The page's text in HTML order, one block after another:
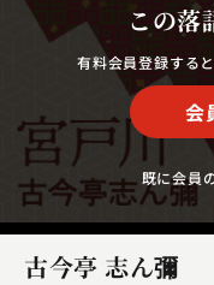
この落
有料会員登録する
会
既に会員
古今亭 志ん彌